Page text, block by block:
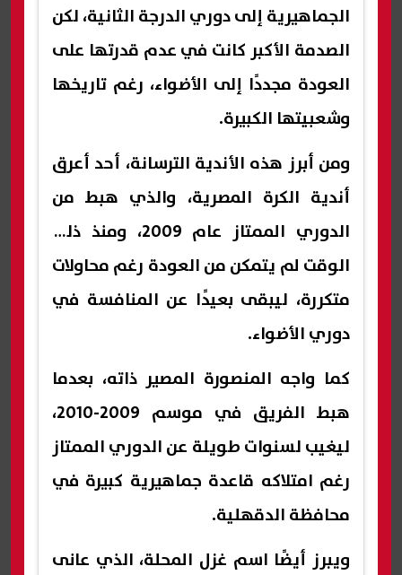
الجماهيرية إلى دوري الدرجة الثانية، لكن
الصدمة الأكبر كانت في عدم قدرتها على
العودة مجددًا إلى الأضواء، رغم تاريخها
وشعبيتها الكبيرة.
ومن أبرز هذه الأندية الترسانة، أحد أعرق
أندية الكرة المصرية، والذي هبط من
الدوري الممتاز عام 2009، ومنذ ذلك
الوقت لم يتمكن من العودة رغم محاولات
متكررة، ليبقى بعيدًا عن المنافسة في
دوري الأضواء.
كما واجه المنصورة المصير ذاته، بعدما
هبط الفريق في موسم 2009-2010،
ليغيب لسنوات طويلة عن الدوري الممتاز
رغم امتلاكه قاعدة جماهيرية كبيرة في
محافظة الدقهلية.
ويبرز أيضًا اسم غزل المحلة، الذي عانى